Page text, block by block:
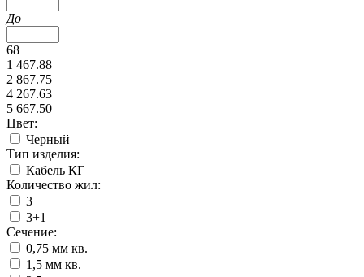
До
68
1 467.88
2 867.75
4 267.63
5 667.50
Цвет:
Черный
Тип изделия:
Кабель КГ
Количество жил:
3
3+1
Сечение:
0,75 мм кв.
1,5 мм кв.